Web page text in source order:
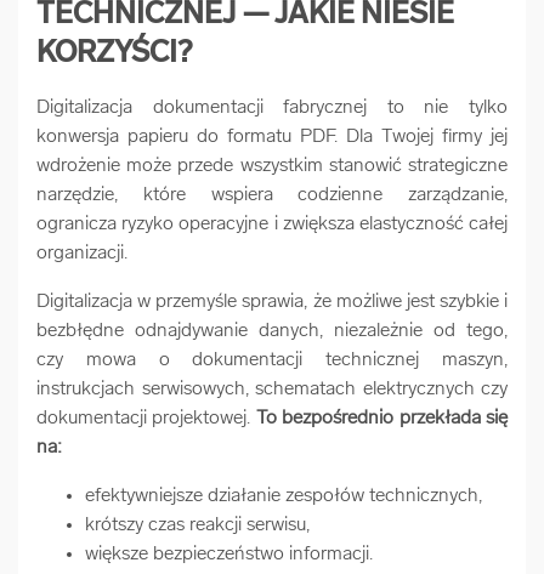
TECHNICZNEJ — JAKIE NIESIE
KORZYŚCI?
Digitalizacja dokumentacji fabrycznej to nie tylko
konwersja papieru do formatu PDF. Dla Twojej firmy jej
wdrożenie może przede wszystkim stanowić strategiczne
narzędzie, które wspiera codzienne zarządzanie,
ogranicza ryzyko operacyjne i zwiększa elastyczność całej
organizacji.
Digitalizacja w przemyśle sprawia, że możliwe jest szybkie i
bezbłędne odnajdywanie danych, niezależnie od tego,
czy mowa o dokumentacji technicznej maszyn,
instrukcjach serwisowych, schematach elektrycznych czy
dokumentacji projektowej.
To bezpośrednio przekłada się
na:
efektywniejsze działanie zespołów technicznych,
krótszy czas reakcji serwisu,
większe bezpieczeństwo informacji.